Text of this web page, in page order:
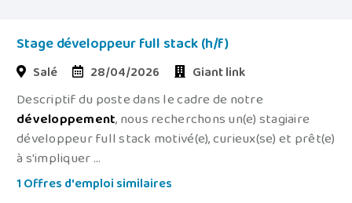
Stage développeur full stack (h/f)
Salé 28/04/2026 Giant link
Descriptif du poste dans le cadre de notre
développement, nous recherchons un(e) stagiaire
développeur full stack motivé(e), curieux(se) et prêt(e)
à s'impliquer ...
1 Offres d'emploi similaires